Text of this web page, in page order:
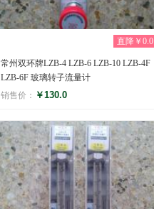
直降￥0.0
常州双环牌LZB-4 LZB-6 LZB-10 LZB-4F
LZB-6F 玻璃转子流量计
销售价： ￥130.0
评分
(0)